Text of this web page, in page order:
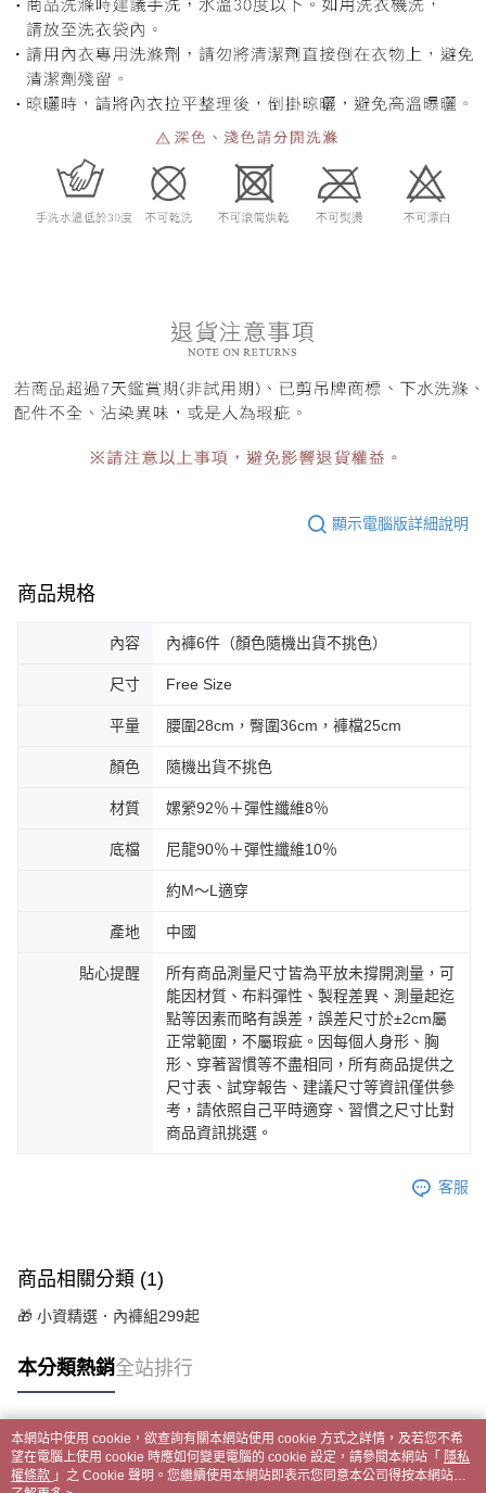
顯示電腦版詳細說明
商品規格
內容 內褲6件（顏色隨機出貨不挑色）
尺寸 Free Size
平量 腰圍28cm，臀圍36cm，褲檔25cm
顏色 隨機出貨不挑色
材質 嫘縈92％＋彈性纖維8％
底檔 尼龍90％＋彈性纖維10％
約M～L適穿
產地 中國
貼心提醒
所有商品測量尺寸皆為平放未撐開測量，可
能因材質、布料彈性、製程差異、測量起迄
點等因素而略有誤差，誤差尺寸於±2cm屬
正常範圍，不屬瑕疵。因每個人身形、胸
形、穿著習慣等不盡相同，所有商品提供之
尺寸表、試穿報告、建議尺寸等資訊僅供參
考，請依照自己平時適穿、習慣之尺寸比對
商品資訊挑選。
客服
商品相關分類 (1)
🎁 小資精選．內褲組299起
本分類熱銷全站排行
熱門標籤
本網站中使用 cookie，欲查詢有關本網站使用 cookie 方式之詳情，及若您不希
望在電腦上使用 cookie 時應如何變更電腦的 cookie 設定，請參閱本網站「 隱私
權條款 」之 Cookie 聲明。您繼續使用本網站即表示您同意本公司得按本網站使